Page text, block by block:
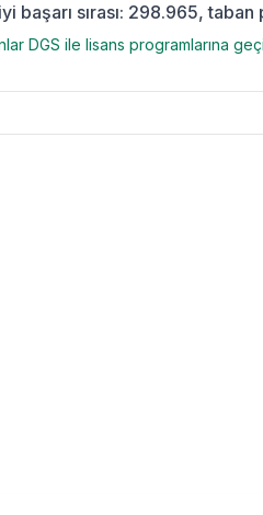
sırası: 298.965, taban
DGS ile lisans programlarına